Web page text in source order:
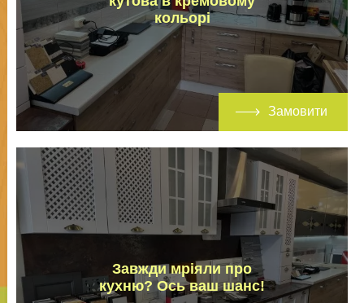
кольорі
Замовити
Завжди мріяли про
кухню? Ось ваш шанс!